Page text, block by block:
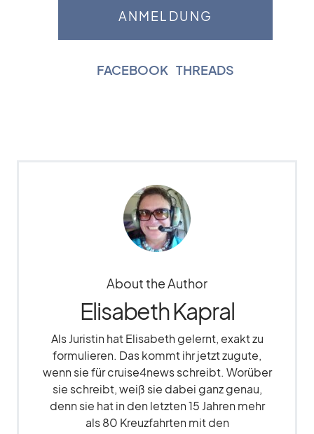
FACEBOOK THREADS
About the Author
Elisabeth Kapral
Als Juristin hat Elisabeth gelernt, exakt zu
formulieren. Das kommt ihr jetzt zugute,
wenn sie für cruise4news schreibt. Worüber
sie schreibt, weiß sie dabei ganz genau,
denn sie hat in den letzten 15 Jahren mehr
als 80 Kreuzfahrten mit den